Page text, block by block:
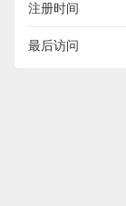
注册时间
最后访问